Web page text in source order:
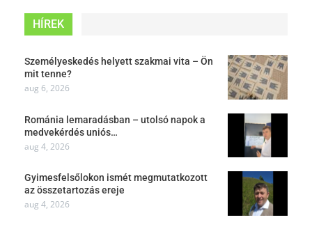
HÍREK
Személyeskedés helyett szakmai vita – Ön
mit tenne?
aug 6, 2026
Románia lemaradásban – utolsó napok a
medvekérdés uniós…
aug 4, 2026
Gyimesfelsőlokon ismét megmutatkozott
az összetartozás ereje
aug 4, 2026